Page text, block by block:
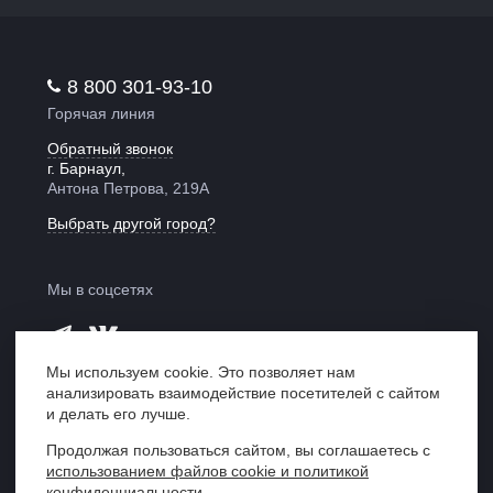
8 800 301-93-10
Горячая линия
Обратный звонок
г. Барнаул,
Антона Петрова, 219А
Выбрать другой город?
Мы в соцсетях
Мы в рейтинге
«Право 300»
Центр правовой поддержки «ЮрИнвест»,
Мы используем cookie. Это позволяет нам
анализировать взаимодействие посетителей с сайтом
и делать его лучше.
Продолжая пользоваться сайтом, вы соглашаетесь с
использованием файлов cookie и политикой